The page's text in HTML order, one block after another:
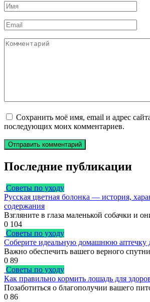
Имя
*
Email
*
Комментарий
Сохранить моё имя, email и адрес
последующих моих комментариев.
Последние публикации
Советы по уходу
Русская цветная болонка — история,
содержания
Взгляните в глаза маленькой собачки и
0 104
Советы по уходу
Соберите идеальную домашнюю аптечку
Важно обеспечить вашего верного
0 89
Советы по уходу
Как правильно кормить лошадь для
Позаботиться о благополучии вашего
0 86